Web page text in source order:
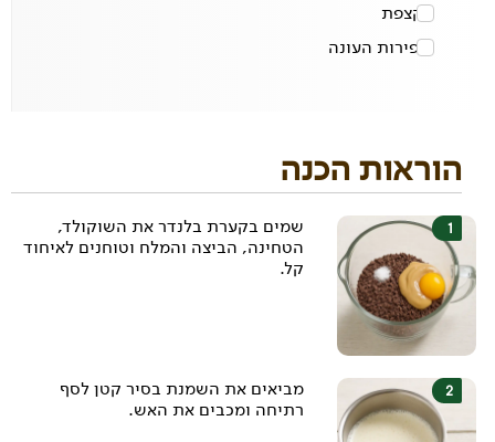
1קצפת
0פירות העונה
הוראות הכנה
שמים בקערת בלנדר את השוקולד,
הטחינה, הביצה והמלח וטוחנים לאיחוד
קל.
מביאים את השמנת בסיר קטן לסף
רתיחה ומכבים את האש.